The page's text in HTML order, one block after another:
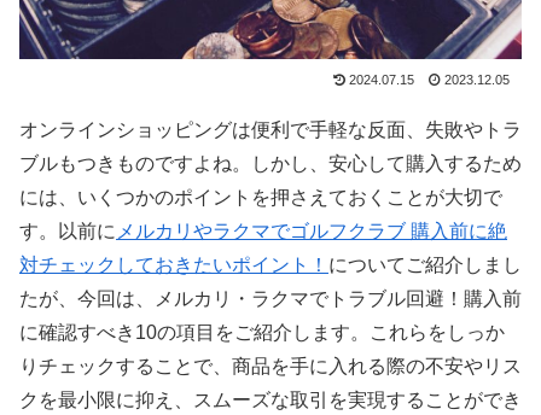
2024.07.15 2023.12.05
オンラインショッピングは便利で手軽な反面、失敗やトラ
ブルもつきものですよね。しかし、安心して購入するため
には、いくつかのポイントを押さえておくことが大切で
す。以前に メルカリやラクマでゴルフクラブ 購入前に絶
対チェックしておきたいポイント！ についてご紹介しまし
たが、今回は、メルカリ・ラクマでトラブル回避！購入前
に確認すべき10の項目をご紹介します。これらをしっか
りチェックすることで、商品を手に入れる際の不安やリス
クを最小限に抑え、スムーズな取引を実現することができ